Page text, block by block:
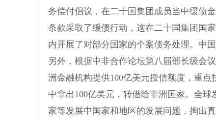
务偿付倡议，在二十国集团成员当中缓债
条款采取了缓债行动，这在二十国集团国
内开展了对部分国家的个案债务处理。中
另外，根据中非合作论坛第八届部长级会
洲金融机构提供100亿美元授信额度，重
中拿出100亿美元，转借给非洲国家。全
家等发展中国家和地区的发展问题，掏出